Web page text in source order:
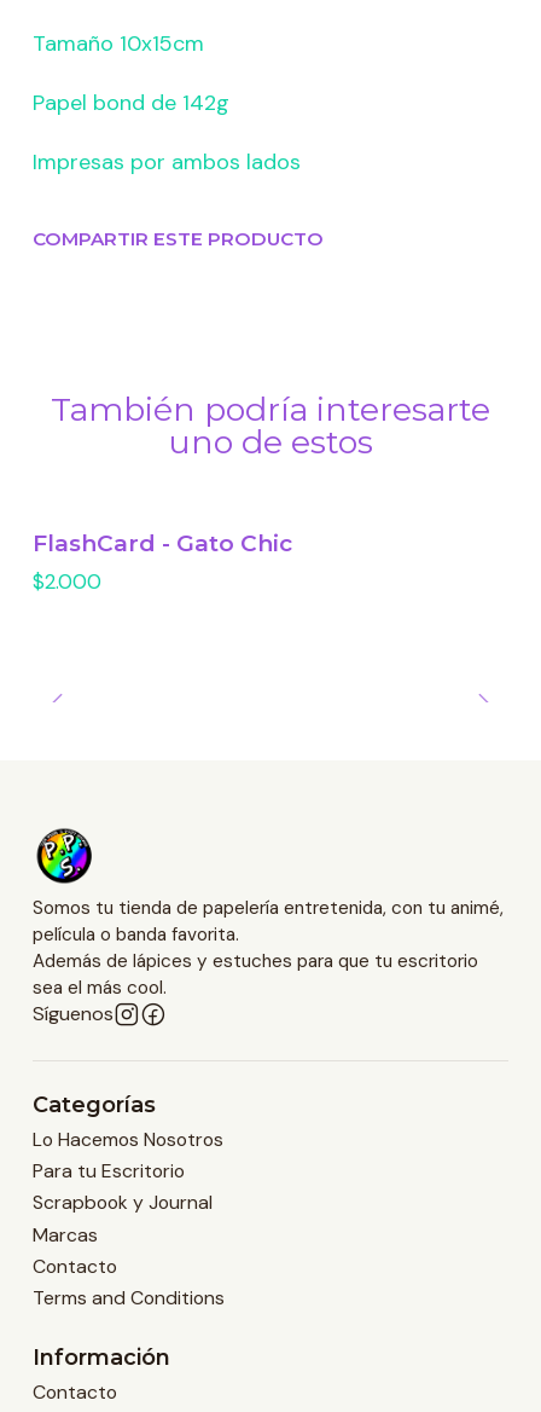
Tamaño 10x15cm
Papel bond de 142g
Impresas por ambos lados
COMPARTIR ESTE PRODUCTO
También podría interesarte
uno de estos
FlashCard - Gato Chic
$2.000
Somos tu tienda de papelería entretenida, con tu animé,
película o banda favorita.
Además de lápices y estuches para que tu escritorio
sea el más cool.
Síguenos
Categorías
Lo Hacemos Nosotros
Para tu Escritorio
Scrapbook y Journal
Marcas
Contacto
Terms and Conditions
Información
Contacto